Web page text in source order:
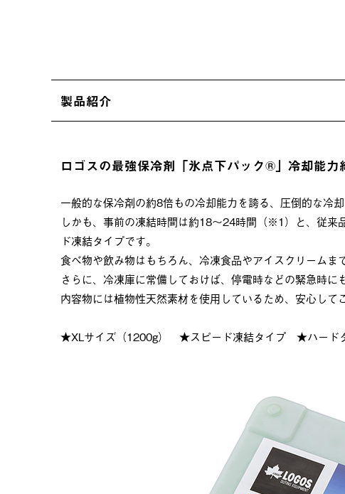
製品紹介
ロゴスの最強保冷剤「氷点下パック®️」冷却能力
一般的な保冷剤の約8倍もの冷却能力を誇る、圧倒的な冷却
しかも、事前の凍結時間は約18～24時間（※1）と、従来
ド凍結タイプです。
食べ物や飲み物はもちろん、冷凍食品やアイスクリームま
さらに、冷凍庫に常備しておけば、停電時などの緊急時に
内容物には植物性天然素材を使用しているため、安心して
★XLサイズ（1200g） ★スピード凍結タイプ ★ハード